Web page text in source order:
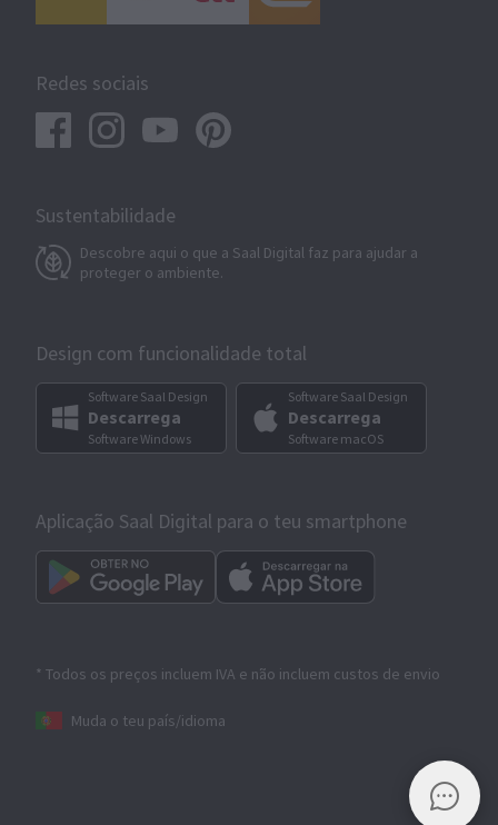
Redes sociais
Sustentabilidade
Descobre aqui o que a Saal Digital faz para ajudar a
proteger o ambiente.
Design com funcionalidade total
Software Saal Design
Descarrega
Software Windows
Software Saal Design
Descarrega
Software macOS
Aplicação Saal Digital para o teu smartphone
* Todos os preços incluem IVA e não incluem custos de envio
Muda o teu país/idioma